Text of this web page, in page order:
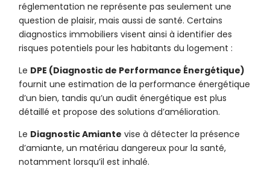
réglementation ne représente pas seulement une
question de plaisir, mais aussi de santé. Certains
diagnostics immobiliers visent ainsi à identifier des
risques potentiels pour les habitants du logement :
Le DPE (Diagnostic de Performance Énergétique)
fournit une estimation de la performance énergétique
d’un bien, tandis qu’un audit énergétique est plus
détaillé et propose des solutions d’amélioration.
Le Diagnostic Amiante vise à détecter la présence
d’amiante, un matériau dangereux pour la santé,
notamment lorsqu’il est inhalé.